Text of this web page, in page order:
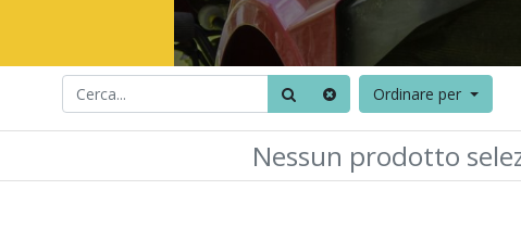
Ordinare per
Nessun prodotto